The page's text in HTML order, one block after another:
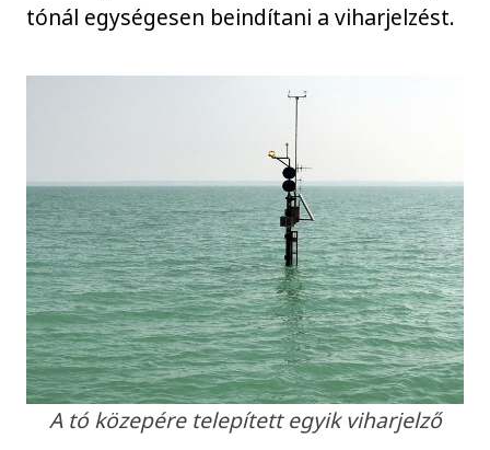
tónál egységesen beindítani a viharjelzést.
A tó közepére telepített egyik viharjelző